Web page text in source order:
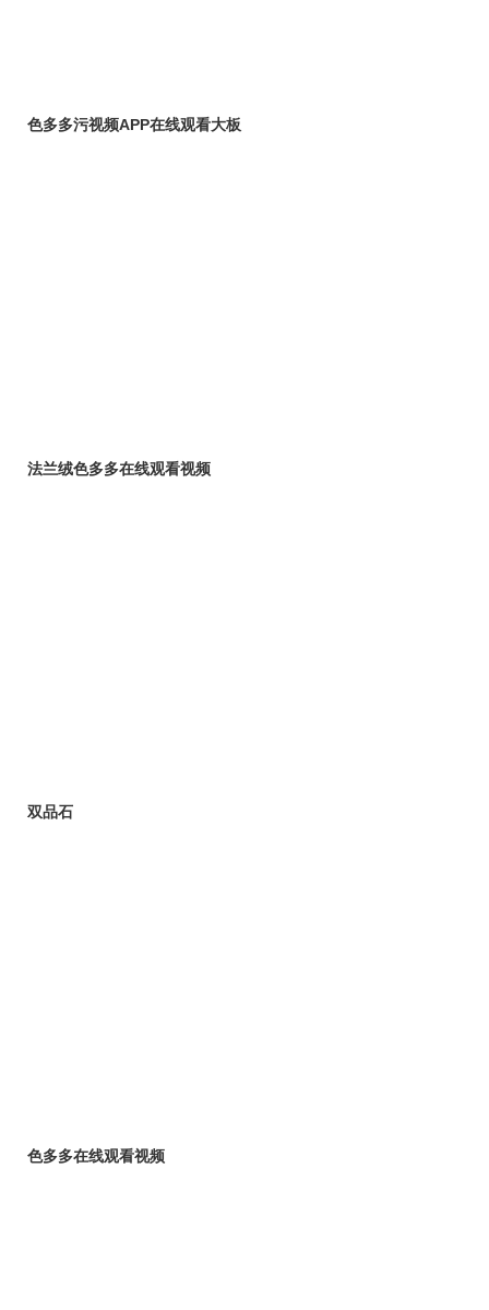
色多多污视频APP在线观看大板
法兰绒色多多在线观看视频
双品石
色多多在线观看视频